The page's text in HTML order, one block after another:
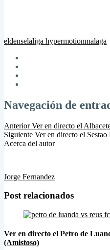
eldenselaliga hypermotionmalaga
Navegación de
Anterior Ver en directo el
Siguiente Ver en directo el
Acerca del autor
Jorge Fernandez
Post relacionados
Ver en directo el Petro de
(Amistoso)